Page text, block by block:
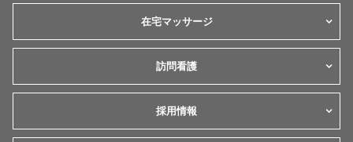
在宅マッサージ
訪問看護
採用情報